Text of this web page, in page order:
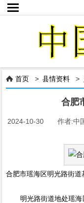

 首页 >县情资料 >
合肥
2024-10-30 作者:中
合肥市瑶海区明光路街道
明光路街道地处瑶海